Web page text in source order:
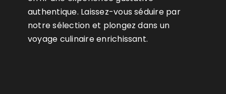
authentique. Laissez-vous séduire par
notre sélection et plongez dans un
voyage culinaire enrichissant.